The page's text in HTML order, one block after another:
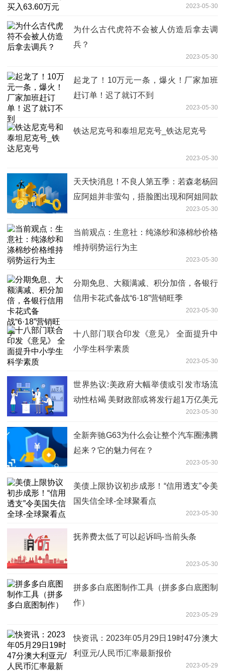
2023-05-30
为什么古代虎符不会被人仿造后拿去调
兵？
2023-05-30
起龙了！10万元一条，爆火！厂家加班
赶订单！迟了就订不到
2023-05-30
铁达尼克号和泰坦尼克号_铁达尼克号
2023-05-30
天天快消息！不良人第五季：若森老杨回
应阿姐并非萤勾，捂脸图出现和阿姐同款
2023-05-30
当前观点：生意社：纯涤纱和涤棉纱价格
维持弱势运行为主
2023-05-30
分期免息、大额满减、积分加倍，各银行
信用卡花式备战“6·18”营销旺季
2023-05-30
十八部门联合印发《意见》 全面提升中
小学生科学素质
2023-05-30
世界热议:美政府大幅举债或引发市场流
动性枯竭 美财政部或将发行超1万亿美元
2023-05-30
全新奔驰G63为什么会让整个汽车圈沸腾
起来？它的魅力何在？
2023-05-30
美债上限协议初步成形！“信用透支”令美
国失信全球-全球聚看点
2023-05-30
抚养费太低了可以起诉吗-当前头条
2023-05-30
拼多多白底图制作工具（拼多多白底图制
作）
2023-05-29
快资讯：2023年05月29日19时47分澳大
利亚元/人民币汇率最新报价
2023-05-29